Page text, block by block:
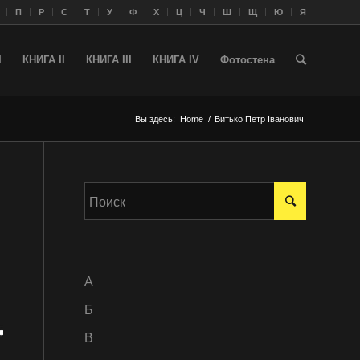
П Р С Т У Ф Х Ц Ч Ш Щ Ю Я
КНИГА II КНИГА III КНИГА IV Фотостена
Вы здесь: Home / Витько Петр Іванович
A
Б
В